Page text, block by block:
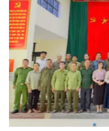
thành tích cao trong